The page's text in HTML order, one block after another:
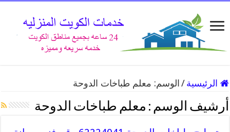
الرئيسية / الوسم: معلم طباخات الدوحة
أرشيف الوسم : معلم طباخات الدوحة